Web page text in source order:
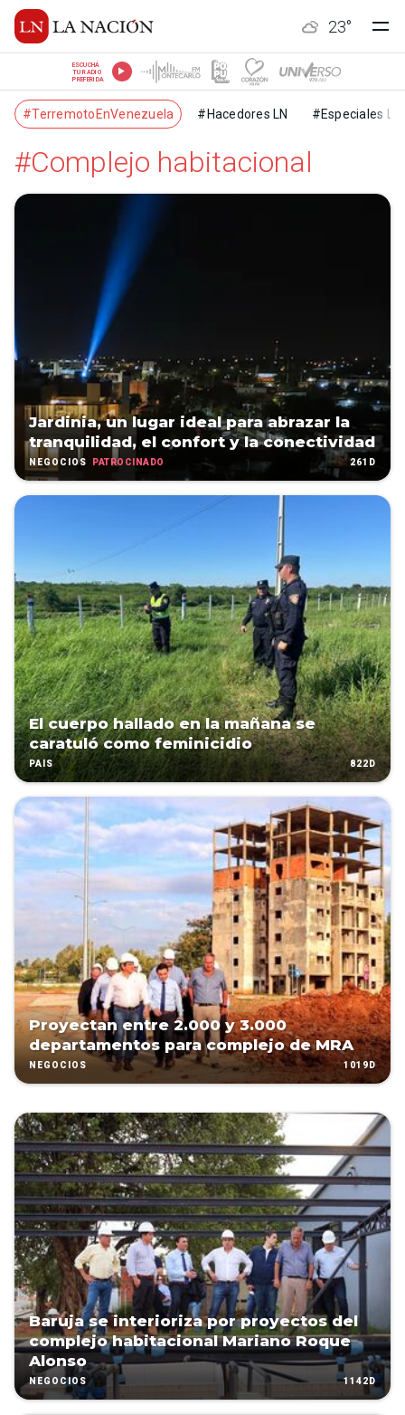
23°
ESCUCHÁ
TU RADIO
PREFERIDA
#TerremotoEnVenezuela #Hacedores LN #Especiales LN
#Complejo habitacional
Jardinia, un lugar ideal para abrazar la
tranquilidad, el confort y la conectividad
NEGOCIOS PATROCINADO 261D
El cuerpo hallado en la mañana se
caratuló como feminicidio
PAÍS 822D
Proyectan entre 2.000 y 3.000
departamentos para complejo de MRA
NEGOCIOS 1019D
Baruja se interioriza por proyectos del
complejo habitacional Mariano Roque
Alonso
NEGOCIOS 1142D